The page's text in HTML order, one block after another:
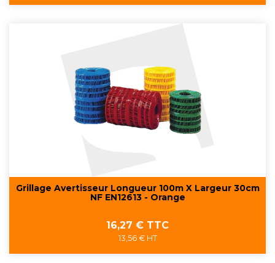
Grillage Avertisseur Longueur 100m X Largeur 30cm
NF EN12613 - Orange
Prix
16,27 € TTC
13,56 € HT